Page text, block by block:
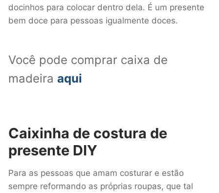
docinhos para colocar dentro dela. É um presente
bem doce para pessoas igualmente doces.
Você pode comprar caixa de
madeira aqui
Caixinha de costura de
presente DIY
Para as pessoas que amam costurar e estão
sempre reformando as próprias roupas, que tal